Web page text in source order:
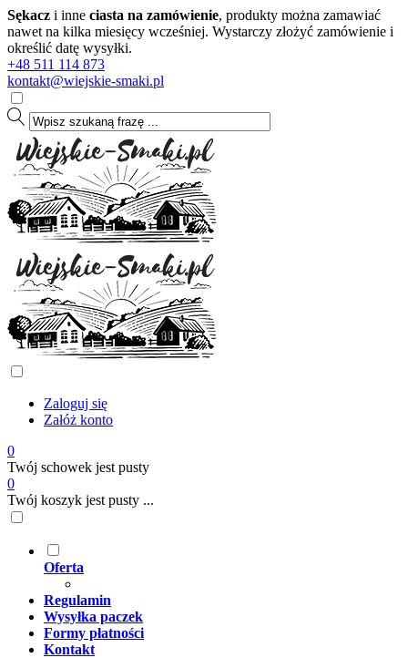
Sękacz i inne ciasta na zamówienie, produkty można zamawiać
nawet na kilka miesięcy wcześniej. Wystarczy złożyć zamówienie i
określić datę wysyłki.
+48 511 114 873
kontakt@wiejskie-smaki.pl
Zaloguj się
Załóż konto
0
Twój schowek jest pusty
0
Twój koszyk jest pusty ...
Oferta
Regulamin
Wysyłka paczek
Formy płatności
Kontakt